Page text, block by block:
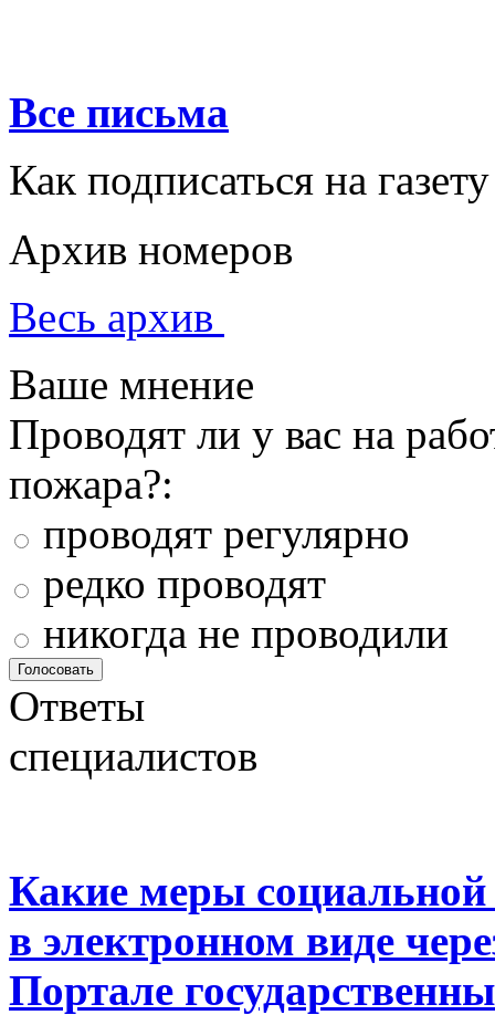
Все письма
Как подписаться на газету
Архив номеров
Весь архив
Ваше мнение
Проводят ли у вас на
пожара?:
проводят регулярно
редко проводят
никогда не проводили
Ответы
специалистов
Какие меры
в электронном виде
Портале